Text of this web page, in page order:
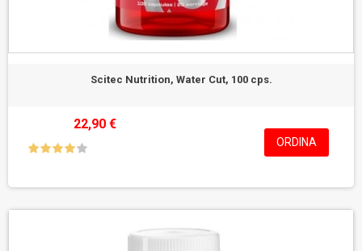
Scitec Nutrition, Water Cut, 100 cps.
22,90 €
ORDINA